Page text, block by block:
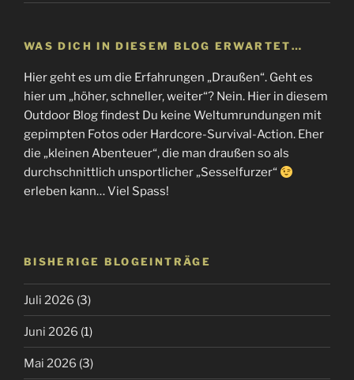
WAS DICH IN DIESEM BLOG ERWARTET…
Hier geht es um die Erfahrungen „Draußen“. Geht es
hier um „höher, schneller, weiter“? Nein. Hier in diesem
Outdoor Blog findest Du keine Weltumrundungen mit
gepimpten Fotos oder Hardcore-Survival-Action. Eher
die „kleinen Abenteuer“, die man draußen so als
durchschnittlich unsportlicher „Sesselfurzer“
erleben kann… Viel Spass!
BISHERIGE BLOGEINTRÄGE
Juli 2026 (3)
Juni 2026 (1)
Mai 2026 (3)